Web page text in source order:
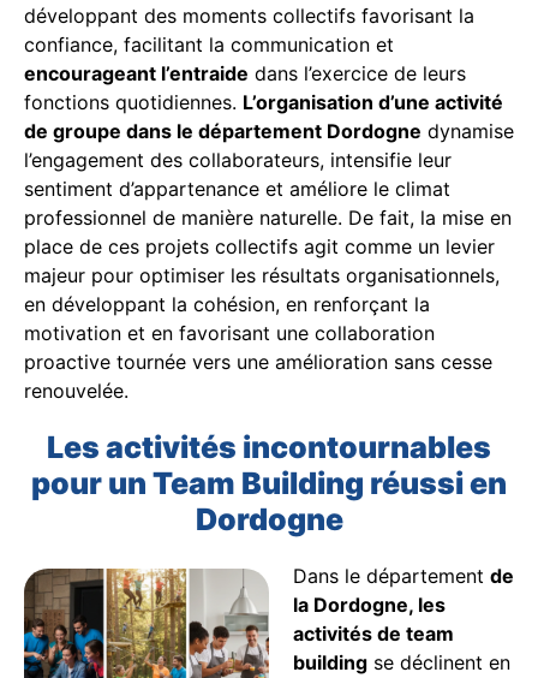
développant des moments collectifs favorisant la
confiance, facilitant la communication et
encourageant l’entraide dans l’exercice de leurs
fonctions quotidiennes. L’organisation d’une activité
de groupe dans le département Dordogne dynamise
l’engagement des collaborateurs, intensifie leur
sentiment d’appartenance et améliore le climat
professionnel de manière naturelle. De fait, la mise en
place de ces projets collectifs agit comme un levier
majeur pour optimiser les résultats organisationnels,
en développant la cohésion, en renforçant la
motivation et en favorisant une collaboration
proactive tournée vers une amélioration sans cesse
renouvelée.
Les activités incontournables
pour un Team Building réussi en
Dordogne
Dans le département de
la Dordogne, les
activités de team
building se déclinent en